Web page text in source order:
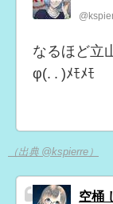
なるほど立
φ(. . )ﾒﾓﾒﾓ
（出典 @kspierre）
空桶